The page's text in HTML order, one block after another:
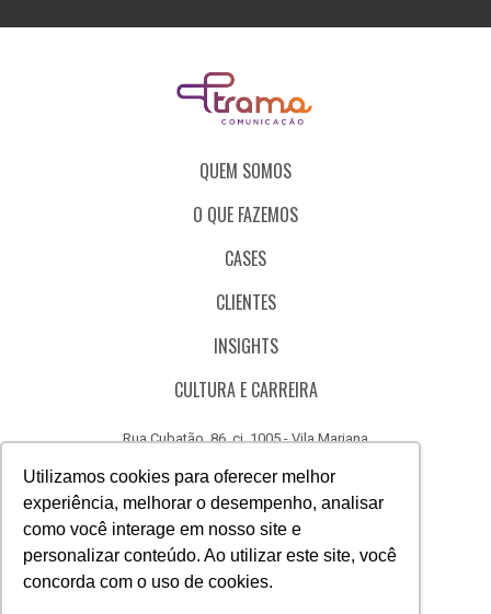
Utilizamos cookies para oferecer melhor
experiência, melhorar o desempenho, analisar
como você interage em nosso site e
personalizar conteúdo. Ao utilizar este site, você
concorda com o uso de cookies.
QUEM SOMOS
O QUE FAZEMOS
CASES
CLIENTES
INSIGHTS
CULTURA E CARREIRA
Rua Cubatão, 86, cj. 1005 - Vila Mariana
CÓDIGO DE ÉTICA
CANAL DE DENÚNCIAS